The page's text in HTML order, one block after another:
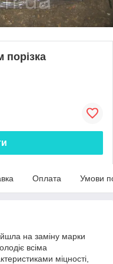
Оплата Умови
на заміну марки
всіма
міцності,